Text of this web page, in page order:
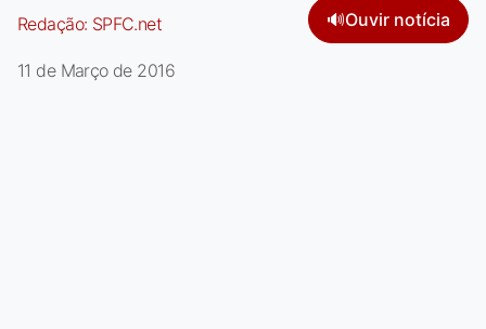
Redação: SPFC.net 🔊Ouvir notícia
11 de Março de 2016